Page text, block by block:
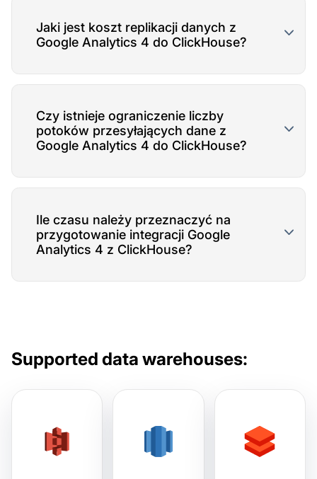
Jaki jest koszt replikacji danych z
Google Analytics 4 do ClickHouse?
Czy istnieje ograniczenie liczby
potoków przesyłających dane z
Google Analytics 4 do ClickHouse?
Ile czasu należy przeznaczyć na
przygotowanie integracji Google
Analytics 4 z ClickHouse?
Supported data warehouses: